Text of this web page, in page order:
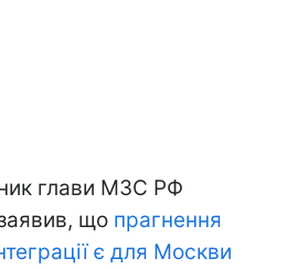
глави МЗС РФ
що прагнення
є для Москви